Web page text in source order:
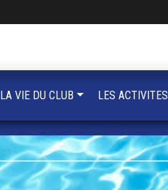
LA VIE DU CLUB LES ACTIVITES